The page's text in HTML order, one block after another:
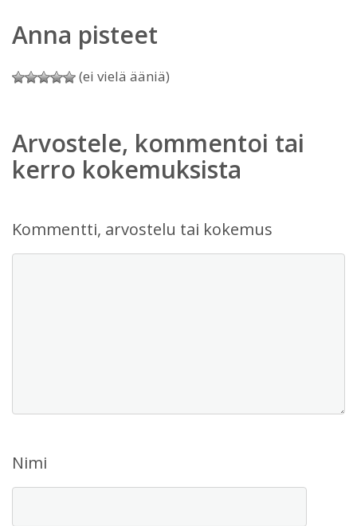
Anna pisteet
(ei vielä ääniä)
Arvostele, kommentoi tai
kerro kokemuksista
Kommentti, arvostelu tai kokemus
Nimi